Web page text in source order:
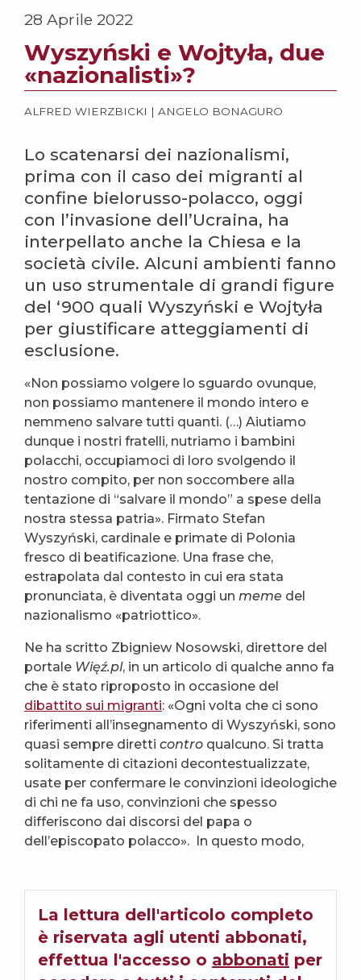
28 Aprile 2022
Wyszyński e Wojtyła, due
«nazionalisti»?
ALFRED WIERZBICKI | ANGELO BONAGURO
Lo scatenarsi dei nazionalismi,
prima con il caso dei migranti al
confine bielorusso-polacco, oggi
con l’invasione dell’Ucraina, ha
interpellato anche la Chiesa e la
società civile. Alcuni ambienti fanno
un uso strumentale di grandi figure
del ‘900 quali Wyszyński e Wojtyła
per giustificare atteggiamenti di
esclusione.
«Non possiamo volgere lo sguardo ovunque,
non possiamo mantenere il mondo intero e
nemmeno salvare tutti quanti. (…) Aiutiamo
dunque i nostri fratelli, nutriamo i bambini
polacchi, occupiamoci di loro svolgendo il
nostro compito, per non soccombere alla
tentazione di “salvare il mondo” a spese della
nostra stessa patria». Firmato Stefan
Wyszyński, cardinale e primate di Polonia
fresco di beatificazione. Una frase che,
estrapolata dal contesto in cui era stata
pronunciata, è diventata oggi un meme del
nazionalismo «patriottico».
Ne ha scritto Zbigniew Nosowski, direttore del
portale Więź.pl, in un articolo di qualche anno fa
che è stato riproposto in occasione del
dibattito sui migranti: «Ogni volta che ci sono
riferimenti all’insegnamento di Wyszyński, sono
quasi sempre diretti contro qualcuno. Si tratta
solitamente di citazioni decontestualizzate,
usate per confermare le convinzioni ideologiche
di chi ne fa uso, convinzioni che spesso
differiscono dai discorsi del papa o
dell’episcopato polacco». In questo modo,
La lettura dell'articolo completo
è riservata agli utenti abbonati,
effettua l'accesso o abbonati per